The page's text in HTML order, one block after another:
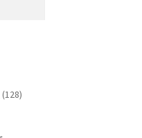
128128